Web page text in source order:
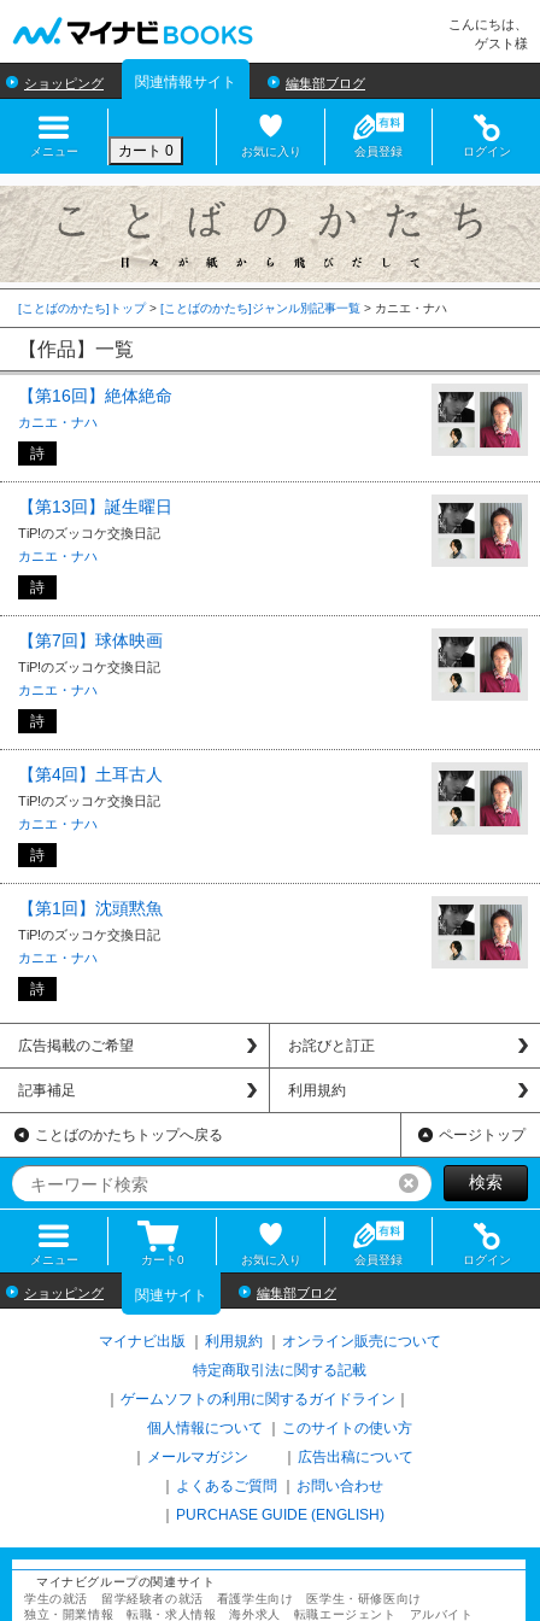
こんにちは、
ゲスト様
ショッピング 関連情報サイト 編集部ブログ
メニュー カート 0 お気に入り 会員登録 ログイン
[ことばのかたち]トップ> [ことばのかたち]ジャンル別記事一覧 >
【作品】一覧
【第16回】絶体絶命
カニエ・ナハ
詩
【第13回】誕生曜日
TiP!のズッコケ交換日記
カニエ・ナハ
詩
【第7回】球体映画
TiP!のズッコケ交換日記
カニエ・ナハ
詩
【第4回】土耳古人
TiP!のズッコケ交換日記
カニエ・ナハ
詩
【第1回】沈頭黙魚
TiP!のズッコケ交換日記
カニエ・ナハ
詩
広告掲載のご希望 お詫びと訂正
記事補足 利用規約
ことばのかたちトップへ戻る ページトップ
リセット検索
メニュー カート0 お気に入り 会員登録 ログイン
ショッピング 関連サイト 編集部ブログ
マイナビ出版 利用規約
オンライン販売について
特定商取引法に関する記載
ゲームソフトの利用に関するガイドライン
個人情報について
このサイトの使い方
メールマガジン
広告出稿について
よくあるご質問
お問い合わせ
PURCHASE GUIDE (ENGLISH)
マイナビグループの関連サイト
学生の就活
留学経験者の就活 看護学生向け
医学生・研修医向け
独立・開業情報
転職・求人情報 海外求人 転職エージェント アルバイト